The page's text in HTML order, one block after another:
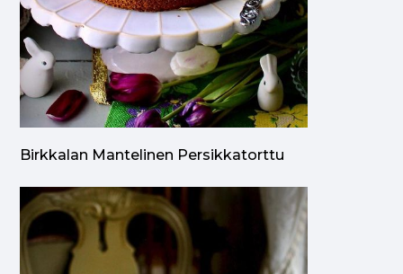
Birkkalan Mantelinen Persikkatorttu